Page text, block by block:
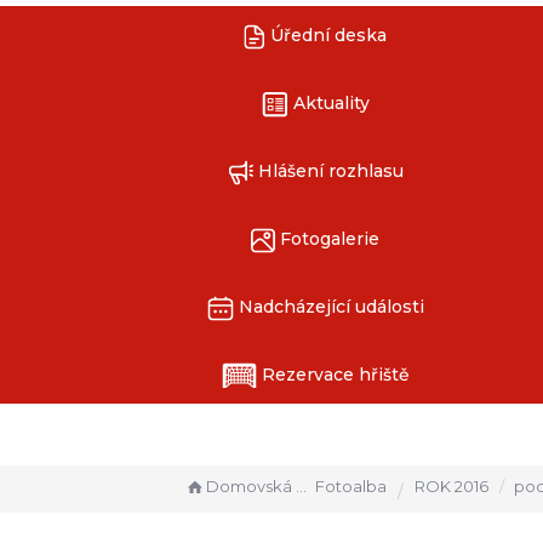
Úřední deska
Aktuality
Hlášení rozhlasu
Fotogalerie
Nadcházející události
Rezervace hřiště
Domovská stránka Fotoalba ROK 2016